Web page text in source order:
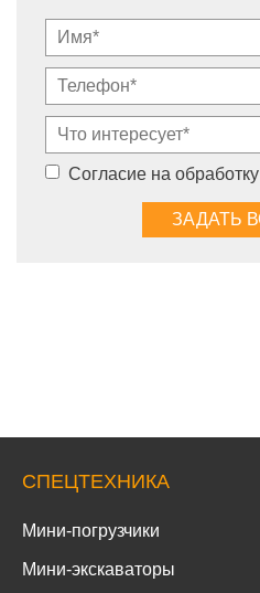
Согласие на обработку
СПЕЦТЕХНИКА
Мини-погрузчики
Мини-экскаваторы